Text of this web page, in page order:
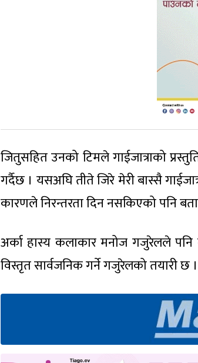
जितुसहित उनको टिमले गाईजात्राको
गर्दैछ । यसअघि तीते जिरे मेरी बास्सै
कारणले निरन्तरता दिन नसकिएको पनि
अर्का हास्य कलाकार मनोज गजुरेलले पनि
विस्तृत सार्वजनिक गर्ने गजुरेलको तयारी छ ।